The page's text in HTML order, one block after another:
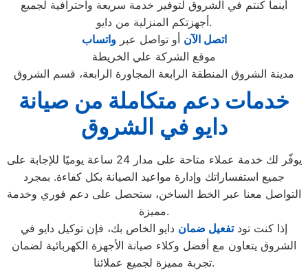
أينما كنتم في الشروق لتوفير خدمة سريعة واحترافية لجميع
أجهزتكم المنزلية من دايو.
اتصل الآن أو تواصل عبرواتساب
موقع الشركة علي الخريطة
مدينة الشروق المنطقة الرابعة المجاورة الرابعة، قسم الشروق
خدمات دعم متكاملة من صيانة
دايو في الشروق
يوفّر لك خدمة عملاء متاحة على مدار 24 ساعة يوميًا للإجابة على
جميع استفساراتك وإدارة مواعيد الصيانة بكل كفاءة. بمجرد
التواصل معنا عبر الخط الساخن، ستحصل على دعم فوري وخدمة
مميزة.
إذا كنت تودتفعيل ضمان دايو الخاص بك، فإن توكيل دايو في
الشروق يتعاون مع أفضل وكلاء صيانة الأجهزة الكهربائية لضمان
تجربة مميزة لجميع عملائنا.